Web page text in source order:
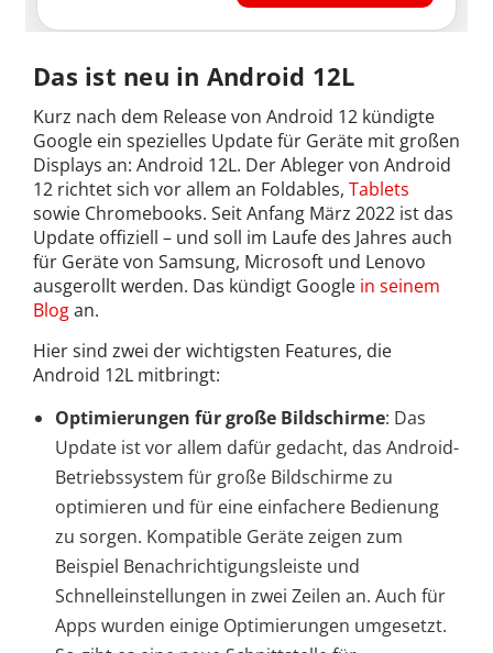
Das ist neu in Android 12L
Kurz nach dem Release von Android 12 kündigte
Google ein spezielles Update für Geräte mit großen
Displays an: Android 12L. Der Ableger von Android
12 richtet sich vor allem an Foldables, Tablets
sowie Chromebooks. Seit Anfang März 2022 ist das
Update offiziell – und soll im Laufe des Jahres auch
für Geräte von Samsung, Microsoft und Lenovo
ausgerollt werden. Das kündigt Google in seinem
Blogan.
Hier sind zwei der wichtigsten Features, die
Android 12L mitbringt:
Optimierungen für große Bildschirme: Das
Update ist vor allem dafür gedacht, das Android-
Betriebssystem für große Bildschirme zu
optimieren und für eine einfachere Bedienung
zu sorgen. Kompatible Geräte zeigen zum
Beispiel Benachrichtigungsleiste und
Schnelleinstellungen in zwei Zeilen an. Auch für
Apps wurden einige Optimierungen umgesetzt.